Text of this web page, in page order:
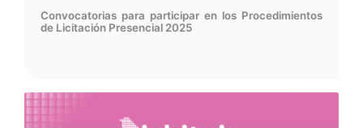
Convocatorias para participar en los Procedimientos
de Licitación Presencial 2025